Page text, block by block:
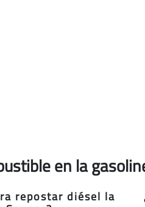
en la
repostar diésel la